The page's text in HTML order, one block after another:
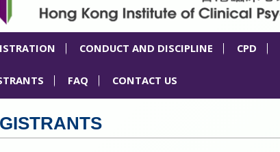
CONDUCT AND DISCIPLINE CPD
FAQ CONTACT US